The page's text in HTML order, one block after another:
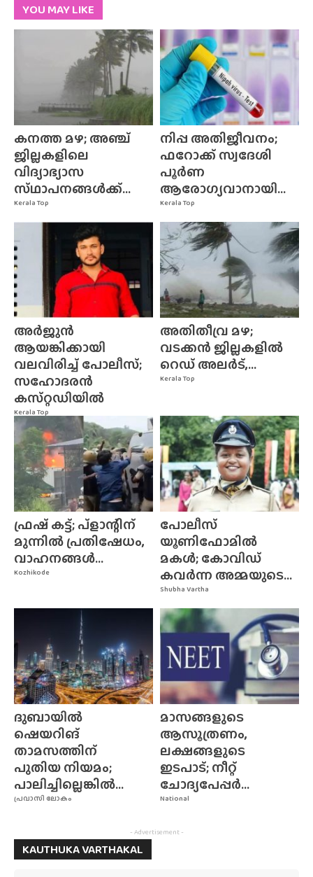
YOU MAY LIKE
Kerala Top
കനത്ത മഴ; അഞ്ച്
ജില്ലകളിലെ
വിദ്യാഭ്യാസ
സ്‌ഥാപനങ്ങൾക്ക്‌...
Kerala Top
നിപ്പ അതിജീവനം;
ഫറോക്ക് സ്വദേശി
പൂർണ
ആരോഗ്യവാനായി...
Kerala Top
അർജുൻ
ആയങ്കിക്കായി
വലവിരിച്ച് പോലീസ്;
സഹോദരൻ
കസ്‌റ്റഡിയിൽ
Kerala Top
അതിതീവ്ര മഴ;
വടക്കൻ ജില്ലകളിൽ
റെഡ് അലർട്,...
Kozhikode
ഫ്രഷ് കട്ട്; പ്ളാന്റിന്
മുന്നിൽ പ്രതിഷേധം,
വാഹനങ്ങൾ...
Shubha Vartha
പോലീസ്
യൂണിഫോമിൽ
മകൾ; കോവിഡ്
കവർന്ന അമ്മയുടെ...
പ്രവാസി ലോകം
ദുബായിൽ
ഷെയറിങ്
താമസത്തിന്
പുതിയ നിയമം;
പാലിച്ചില്ലെങ്കിൽ...
National
മാസങ്ങളുടെ
ആസൂത്രണം,
ലക്ഷങ്ങളുടെ
ഇടപാട്; നീറ്റ്
ചോദ്യപേപ്പർ...
- Advertisement -
KAUTHUKA VARTHAKAL